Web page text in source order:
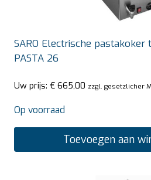
SARO Electrische
PASTA 26
Uw prijs: € 665,00 zzgl. gesetzlicher
Op voorraad
Toevoegen aan